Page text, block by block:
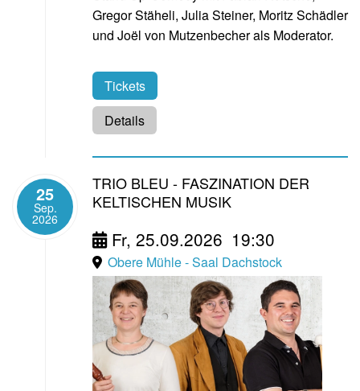
Gregor Stäheli, Julia Steiner, Moritz Schädler
und Joël von Mutzenbecher als Moderator.
Tickets
Details
25
Sep.
2026
TRIO BLEU - FASZINATION DER
KELTISCHEN MUSIK
Fr, 25.09.2026 19:30
Obere Mühle - Saal Dachstock